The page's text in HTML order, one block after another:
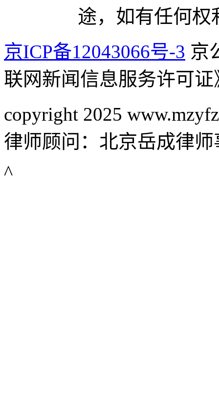
途，如有任何权
京ICP备12043066号-3 京
联网新闻信息服务许可证
copyright 2025
律师顾问：北京岳成律师
^